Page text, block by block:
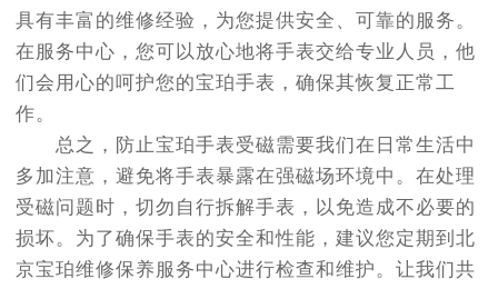
具有丰富的维修经验，为您提供安全、可靠的服务。
在服务中心，您可以放心地将手表交给专业人员，他
们会用心的呵护您的宝珀手表，确保其恢复正常工
作。
总之，防止宝珀手表受磁需要我们在日常生活中
多加注意，避免将手表暴露在强磁场环境中。在处理
受磁问题时，切勿自行拆解手表，以免造成不必要的
损坏。为了确保手表的安全和性能，建议您定期到北
京宝珀维修保养服务中心进行检查和维护。让我们共